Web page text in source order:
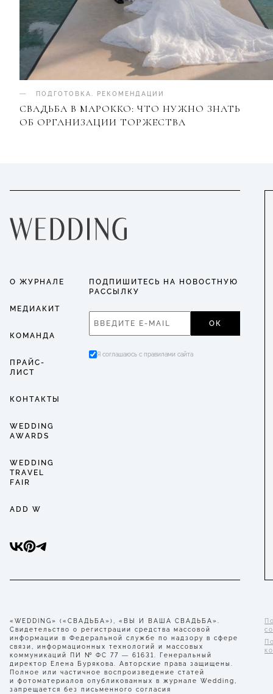
ПОДГОТОВКА. РЕКОМЕНДАЦИИ
СВАДЬБА В МАРОККО: ЧТО НУЖНО ЗНАТЬ
ОБ ОРГАНИЗАЦИИ ТОРЖЕСТВА
О ЖУРНАЛЕ
МЕДИАКИТ
КОМАНДА
ПРАЙС-
ЛИСТ
КОНТАКТЫ
WEDDING
AWARDS
WEDDING
TRAVEL
FAIR
ADD W
ПОДПИШИТЕСЬ НА НОВОСТНУЮ
РАССЫЛКУ
ОК
Я соглашаюсь с правилами сайта
«WEDDING» («СВАДЬБА»), «ВЫ И ВАША СВАДЬБА».
Свидетельство о регистрации средства массовой
информации в Федеральной службе по надзору в сфере
связи, информационных технологий и массовых
коммуникаций ПИ № ФС 77 — 61631. Генеральный
директор Елена Бурякова. Авторские права защищены.
Полное или частичное воспроизведение статей
и фотоматериалов опубликованных в журнале Wedding,
запрещается без письменного согласия